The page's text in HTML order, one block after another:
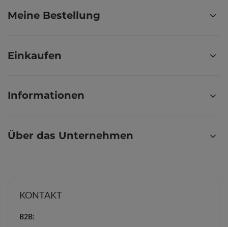
Meine Bestellung
Einkaufen
Informationen
Über das Unternehmen
KONTAKT
B2B: